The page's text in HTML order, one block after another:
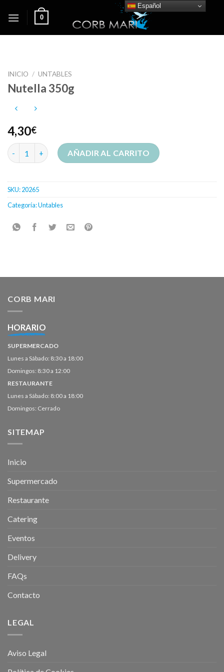
0
INICIO / UNTABLES
Nutella 350g
4,30€
Nutella 350g cantidadAÑADIR AL CARRITO
SKU:20265
Categoría:Untables
CORB MARI
HORARIO
SUPERMERCADO
Lunes a Sábado: 8:30 a 18:00
Domingos: 8:30 a 12:00
RESTAURANTE
Lunes a Sábado: 8:00 a 18:00
Domingos: Cerrado
SITEMAP
Inicio
Supermercado
Restaurante
Catering
Eventos
Delivery
FAQs
Contacto
LEGAL
Aviso Legal
Español